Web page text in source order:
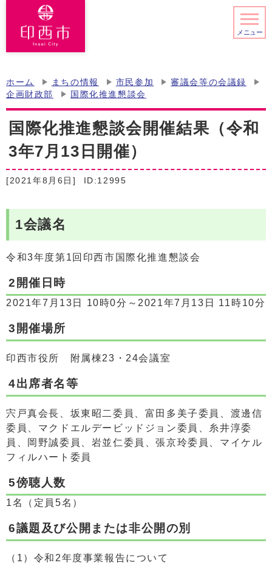
メニュー
ホーム まちの情報 市民参加
審議会等の会議録
企画財政部
国際化推進懇談会
国際化推進懇談会開催結果（令和
3年7月13日開催）
[2021年8月6日] ID:12995
1会議名
令和3年度第1回印西市国際化推進懇談会
2開催日時
2021年7月13日 10時0分～2021年7月13日 11時10分
3開催場所
印西市役所 附属棟23・24会議室
4出席者名等
宍戸真会長、坂東昭二委員、富田多美子委員、渡邊信
委員、マクドエルデービッドジョン委員、糸井淳委
員、岡野誠委員、岩並仁委員、張京玲委員、マイケル
フィルハート委員
5傍聴人数
1名（定員5名）
6議題及び公開または非公開の別
（1）令和2年度事業報告について